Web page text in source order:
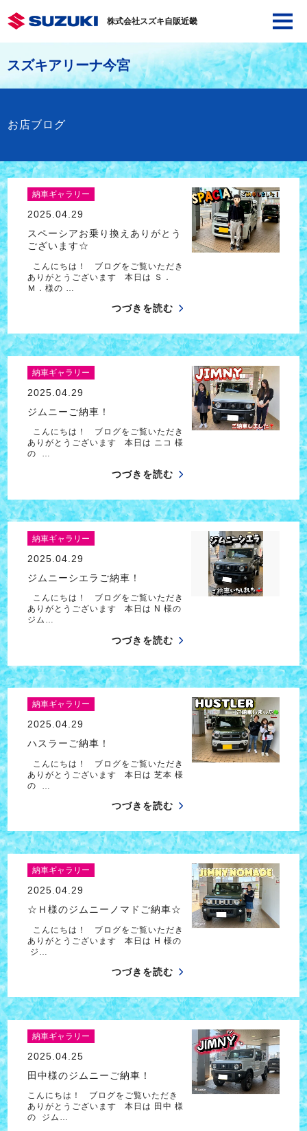
株式会社スズキ自販近畿
スズキアリーナ今宮
お店ブログ
納車ギャラリー
2025.04.29
スペーシアお乗り換えありがとう
ございます☆
こんにちは！ ブログをご覧いただき
ありがとうございます 本日は Ｓ．
Ｍ．様の …
つづきを読む
納車ギャラリー
2025.04.29
ジムニーご納車！
こんにちは！ ブログをご覧いただき
ありがとうございます 本日は ニコ 様
の …
つづきを読む
納車ギャラリー
2025.04.29
ジムニーシエラご納車！
こんにちは！ ブログをご覧いただき
ありがとうございます 本日は N 様の
ジム…
つづきを読む
納車ギャラリー
2025.04.29
ハスラーご納車！
こんにちは！ ブログをご覧いただき
ありがとうございます 本日は 芝本 様
の …
つづきを読む
納車ギャラリー
2025.04.29
☆Ｈ様のジムニーノマドご納車☆
こんにちは！ ブログをご覧いただき
ありがとうございます 本日は H 様の
ジ…
つづきを読む
納車ギャラリー
2025.04.25
田中様のジムニーご納車！
こんにちは！ ブログをご覧いただき
ありがとうございます 本日は 田中 様
の ジム…